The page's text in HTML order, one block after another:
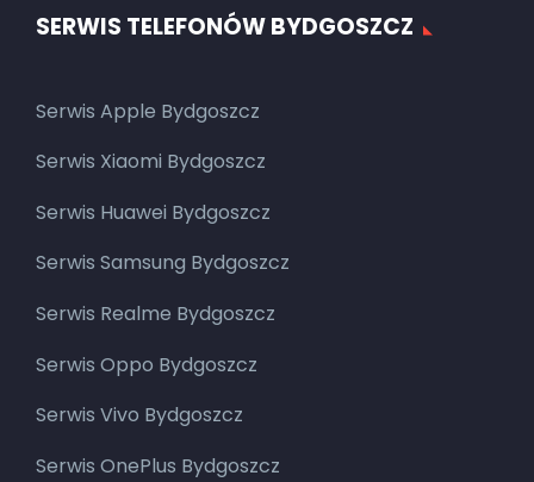
SERWIS TELEFONÓW BYDGOSZCZ
Serwis Apple Bydgoszcz
Serwis Xiaomi Bydgoszcz
Serwis Huawei Bydgoszcz
Serwis Samsung Bydgoszcz
Serwis Realme Bydgoszcz
Serwis Oppo Bydgoszcz
Serwis Vivo Bydgoszcz
Serwis OnePlus Bydgoszcz